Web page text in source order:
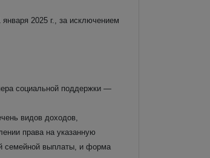
2025 г., за исключением
социальной поддержки —
видов доходов,
права на указанную
семейной выплаты, и форма